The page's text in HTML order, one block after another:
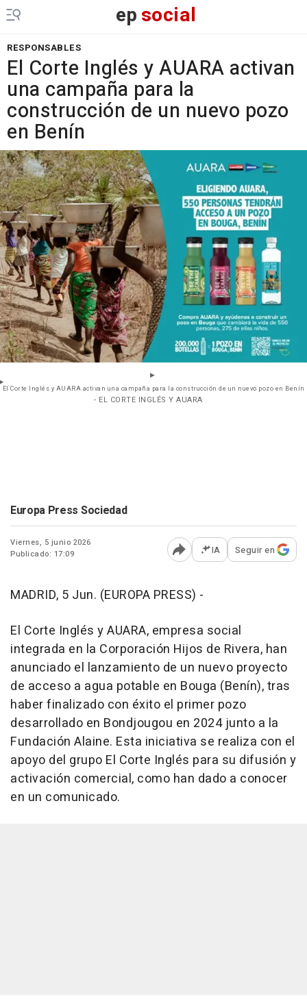
epsocial
RESPONSABLES
El Corte Inglés y AUARA activan
una campaña para la
construcción de un nuevo pozo
en Benín
El Corte Inglés y AUARA activan una campaña para la construcción de un nuevo pozo en Benín
- EL CORTE INGLÉS Y AUARA
Europa Press Sociedad
Viernes, 5 junio 2026
Publicado: 17:09
Abrir opciones para
IA Seguir en
MADRID, 5 Jun. (EUROPA PRESS) -
El Corte Inglés y AUARA, empresa social
integrada en la Corporación Hijos de Rivera, han
anunciado el lanzamiento de un nuevo proyecto
de acceso a agua potable en Bouga (Benín), tras
haber finalizado con éxito el primer pozo
desarrollado en Bondjougou en 2024 junto a la
Fundación Alaine. Esta iniciativa se realiza con el
apoyo del grupo El Corte Inglés para su difusión y
activación comercial, como han dado a conocer
en un comunicado.